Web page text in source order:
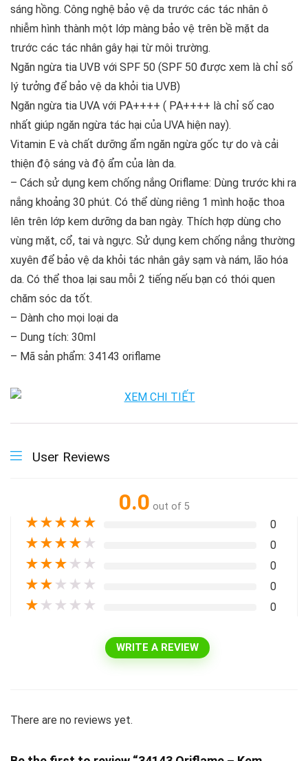
sáng hồng. Công nghệ bảo vệ da trước các tác nhân ô
nhiễm hình thành một lớp màng bảo vệ trên bề mặt da
trước các tác nhân gây hại từ môi trường.
Ngăn ngừa tia UVB với SPF 50 (SPF 50 được xem là chỉ số
lý tưởng để bảo vệ da khỏi tia UVB)
Ngăn ngừa tia UVA với PA++++ ( PA++++ là chỉ số cao
nhất giúp ngăn ngừa tác hại của UVA hiện nay).
Vitamin E và chất dưỡng ẩm ngăn ngừa gốc tự do và cải
thiện độ sáng và độ ẩm của làn da.
– Cách sử dụng kem chống nắng Oriflame: Dùng trước khi ra
nắng khoảng 30 phút. Có thể dùng riêng 1 mình hoặc thoa
lên trên lớp kem dưỡng da ban ngày. Thích hợp dùng cho
vùng mặt, cổ, tai và ngực. Sử dụng kem chống nắng thường
xuyên để bảo vệ da khỏi tác nhân gây sạm và nám, lão hóa
da. Có thể thoa lại sau mỗi 2 tiếng nếu bạn có thói quen
chăm sóc da tốt.
– Dành cho mọi loại da
– Dung tích: 30ml
– Mã sản phẩm: 34143 oriflame
User Reviews
0.0 out of 5
★★★★★ 0
★★★★ ★ 0
★★★ ★ ★ 0
★★ ★ ★ ★ 0
★ ★ ★ ★ ★ 0
WRITE A REVIEW
There are no reviews yet.